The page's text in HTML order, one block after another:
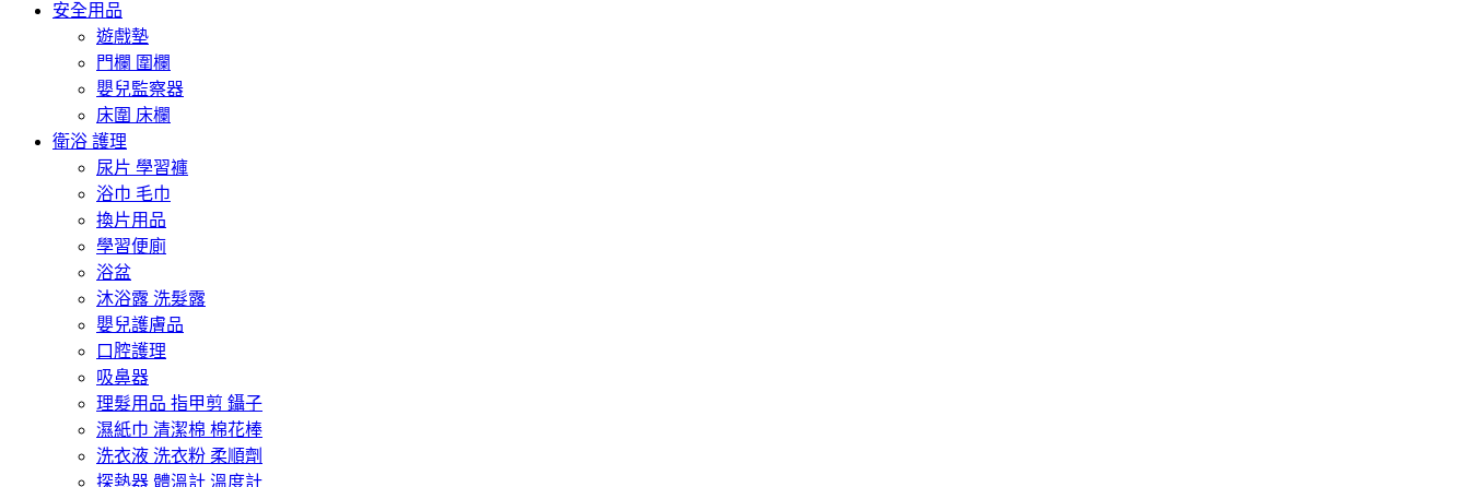
安全用品
遊戲墊
門欄 圍欄
嬰兒監察器
床圍 床欄
衛浴 護理
尿片 學習褲
浴巾 毛巾
換片用品
學習便廁
浴盆
沐浴露 洗髮露
嬰兒護膚品
口腔護理
吸鼻器
理髮用品 指甲剪 鑷子
濕紙巾 清潔棉 棉花棒
洗衣液 洗衣粉 柔順劑
探熱器 體溫計 溫度計